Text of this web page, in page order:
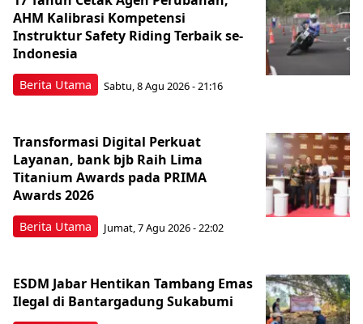
Berita Utama
AHM Kalibrasi Kompetensi
Instruktur Safety Riding Terbaik se-
Indonesia
Sabtu, 8 Agu 2026 - 21:16
Berita Utama
Transformasi Digital Perkuat
Layanan, bank bjb Raih Lima
Titanium Awards pada PRIMA
Awards 2026
Jumat, 7 Agu 2026 - 22:02
ESDM Jabar Hentikan Tambang Emas
Ilegal di Bantargadung Sukabumi